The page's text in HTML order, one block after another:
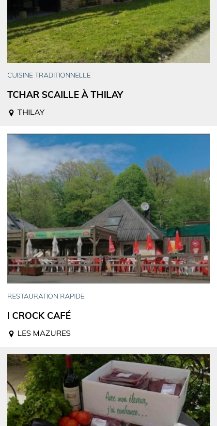
CUISINE TRADITIONNELLE
TCHAR SCAILLE À THILAY
THILAY
RESTAURATION RAPIDE
I CROCK CAFÉ
LES MAZURES